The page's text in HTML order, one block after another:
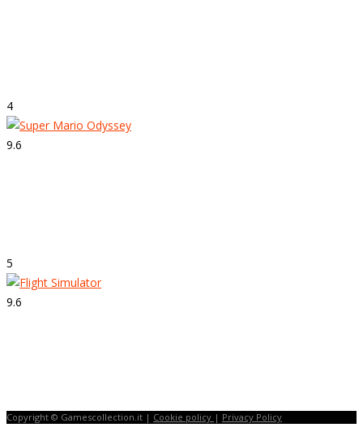
4
9.6
5
9.6
Copyright © Gamescollection.it | Cookie policy | Privacy Policy